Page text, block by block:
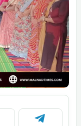
Telegram